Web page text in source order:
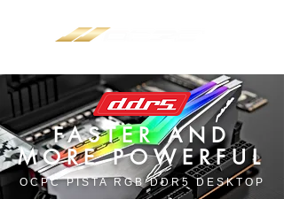
​FASTER AND
MORE POWERFUL
OCPC PISTA RGB DDR5 DESKTOP